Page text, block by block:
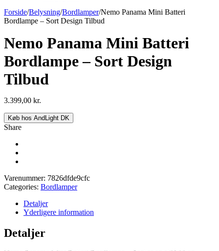
Forside/Belysning/Bordlamper/Nemo Panama Mini Batteri
Bordlampe – Sort Design Tilbud
Nemo Panama Mini Batteri
Bordlampe – Sort Design
Tilbud
3.399,00 kr.
Køb hos AndLight DK
Share
Varenummer: 7826dfde9cfc
Categories: Bordlamper
Detaljer
Yderligere information
Detaljer